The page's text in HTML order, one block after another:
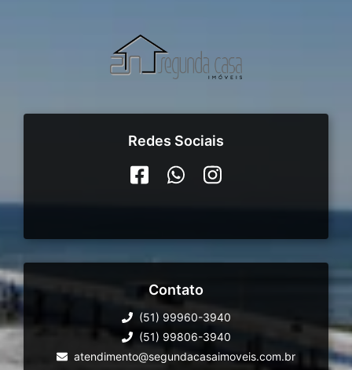
Redes Sociais
Contato
(51) 99960-3940
(51) 99806-3940
atendimento@segundacasaimoveis.com.br